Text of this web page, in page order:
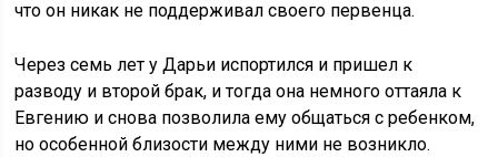
что он никак не поддерживал своего первенца.
Через семь лет у Дарьи испортился и пришел к
разводу и второй брак, и тогда она немного оттаяла к
Евгению и снова позволила ему общаться с ребенком,
но особенной близости между ними не возникло.